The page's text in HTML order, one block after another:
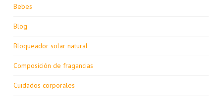
Bebes
Blog
Bloqueador solar natural
Composición de fragancias
Cuidados corporales